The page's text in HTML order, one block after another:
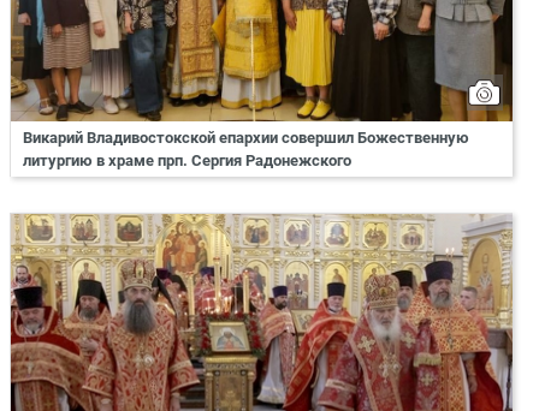
Викарий Владивостокской епархии совершил Божественную
литургию в храме прп. Сергия Радонежского